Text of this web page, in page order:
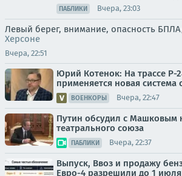
ПАБЛИКИ Вчера, 23:03
Левый берег, внимание, опасность
Херсоне
Вчера, 22:51
Юрий Котенок: На трассе Р-
применяется новая
ВОЕНКОРЫ Вчера, 22:47
Путин обсудил с Машковым
театрального союза
ПАБЛИКИ Вчера, 22:37
Выпуск, Ввоз и продажу
Евро-4 разрешили до 1 июля